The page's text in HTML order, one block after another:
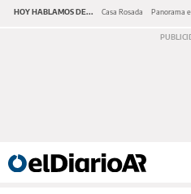
HOY HABLAMOS DE... Casa Rosada Panorama